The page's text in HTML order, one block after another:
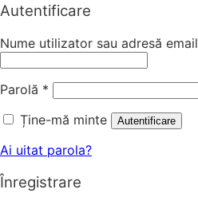
Autentificare
Nume utilizator sau adresă email
Parolă *
Ține-mă minte
Autentificare
Ai uitat parola?
Înregistrare